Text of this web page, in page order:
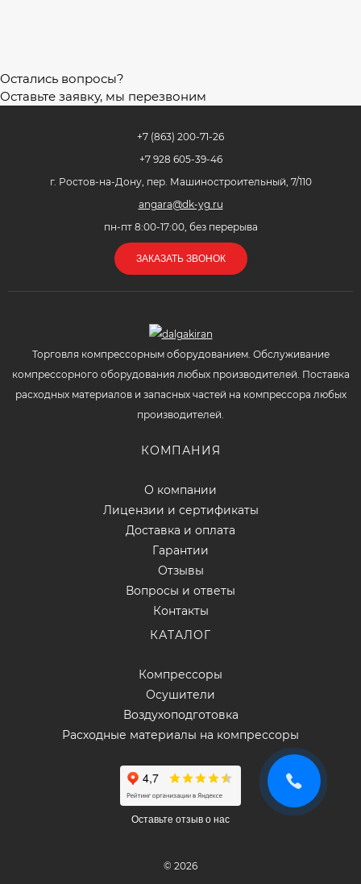
Остались вопросы?
Оставьте заявку, мы перезвоним
+7 (863) 200-71-26
+7 928 605-39-46
г. Ростов-на-Дону, пер. Машиностроительный, 7/110
angara@dk-yg.ru
пн-пт 8:00-17:00, без перерыва
ЗАКАЗАТЬ ЗВОНОК
Торговля компрессорным оборудованием. Обслуживание
компрессорного оборудования любых производителей. Поставка
расходных материалов и запасных частей на компрессора любых
производителей.
КОМПАНИЯ
О компании
Лицензии и сертификаты
Доставка и оплата
Гарантии
Отзывы
Вопросы и ответы
Контакты
КАТАЛОГ
Компрессоры
Осушители
Воздухоподготовка
Расходные материалы на компрессоры
Оставьте отзыв о нас
© 2026